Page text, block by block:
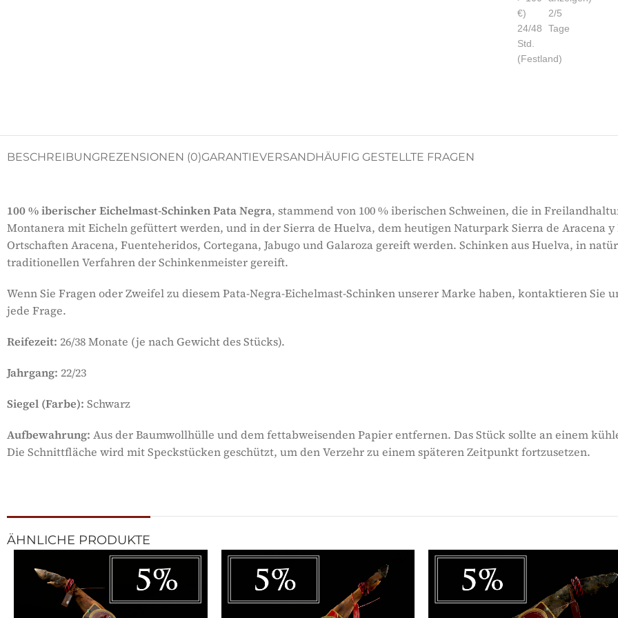
€)
24/48
Std.
(Festland)
2/5
Tage
BESCHREIBUNGREZENSIONEN (0)GARANTIEVERSANDHÄUFIG GESTELLTE FRAGEN
100 % iberischer Eichelmast-Schinken Pata Negra, stammend von 100 % iberischen Schweinen, die in
Montanera mit Eicheln gefüttert werden, und in der Sierra de Huelva, dem heutigen Naturpark Sierra de Aracena y
Ortschaften Aracena, Fuenteheridos, Cortegana, Jabugo und Galaroza gereift werden. Schinken aus Huelva, in
traditionellen Verfahren der Schinkenmeister gereift.
Wenn Sie Fragen oder Zweifel zu diesem Pata-Negra-Eichelmast-Schinken unserer Marke haben, kontaktieren
jede Frage.
Reifezeit: 26/38 Monate (je nach Gewicht des Stücks).
Jahrgang: 22/23
Siegel (Farbe): Schwarz
Aufbewahrung: Aus der Baumwollhülle und dem fettabweisenden Papier entfernen. Das Stück sollte an einem
Die Schnittfläche wird mit Speckstücken geschützt, um den Verzehr zu einem späteren Zeitpunkt fortzusetzen.
ÄHNLICHE PRODUKTE